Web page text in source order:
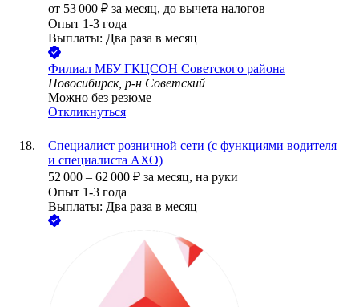
от 53 000 ₽ за месяц, до вычета налогов
Опыт 1-3 года
Выплаты: Два раза в месяц
Филиал МБУ ГКЦСОН Советского района
Новосибирск, р-н Советский
Можно без резюме
Откликнуться
Специалист розничной сети (с функциями водителя
и специалиста АХО)
52 000 – 62 000 ₽ за месяц, на руки
Опыт 1-3 года
Выплаты: Два раза в месяц